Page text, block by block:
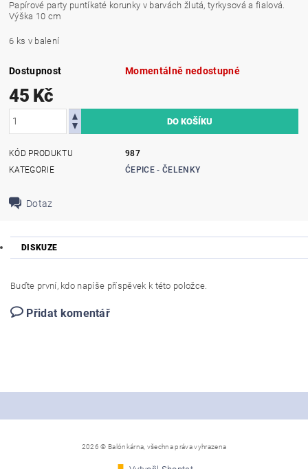
Papírové party puntíkaté korunky v barvách žlutá, tyrkysová a fialová.
Výška 10 cm
6 ks v balení
Dostupnost Momentálně nedostupné
45 Kč
KÓD PRODUKTU
987
KATEGORIE
ĆEPICE - ČELENKY
Dotaz
DISKUZE
Buďte první, kdo napíše příspěvek k této položce.
Přidat komentář
2026 © Balónkárna, všechna práva vyhrazena